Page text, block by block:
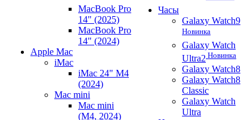
MacBook Pro
14" (2025)
MacBook Pro
14" (2024)
Apple Mac
iMac
iMac 24" M4
(2024)
Mac mini
Mac mini
(M4, 2024)
Часы
Galaxy Watch9
Новинка
Galaxy Watch
Ultra2 Новинка
Galaxy Watch8
Galaxy Watch8
Classic
Galaxy Watch
Ultra